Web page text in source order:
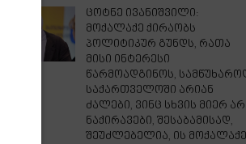
ცოტნე ივანიშვილი:
მოქალაქე ქირაობს
პოლიტიკურ გუნდს, რათა
მისი ინტერესი
წარმოადგინოს,
საქართველოში არიან
ძალები, ვინც სხვის მიერ
ნაქირავები, შესაბამისად,
შეუძლებელია, ის